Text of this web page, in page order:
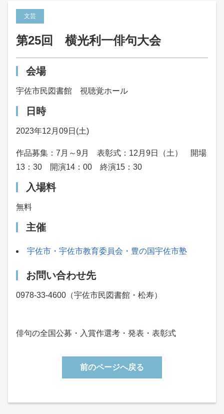
文芸
第25回 横光利一俳句大会
会場
宇佐市民図書館 視聴覚ホール
日時
2023年12月09日(土)
作品募集：7月～9月 表彰式：12月9日（土） 開場
13：30 開演14：00 終演15：30
入場料
無料
主催
宇佐市・宇佐市教育委員会・豊の国宇佐市塾
お問い合わせ先
0978-33-4600（宇佐市民図書館・松寿）
俳句の全国公募・入賞作選考・発表・表彰式
前のページへ戻る